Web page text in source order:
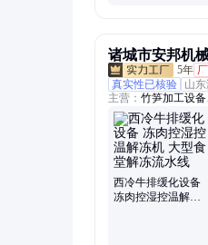
诸城市安邦机
5年 厂
真实性已核验
山
主营： 竹笋加工设
机、山野菜漂烫机
机、漂烫机、油炸
工设备、酸菜加工
梅干菜加工设备
西冷牛排缓化设备
冻肉控湿控温解冻